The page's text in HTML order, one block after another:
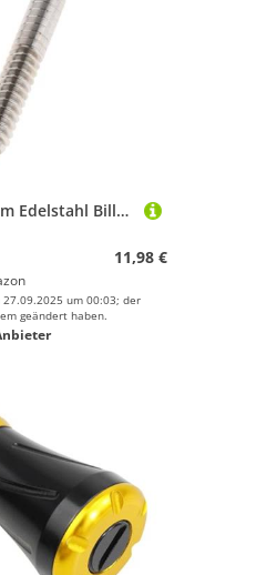
getuse Premium Edelstahl Billard Pool Queue Joint Pin Insert Ersatzteil - für 3 8 10 Gelenke
11,98 €
um 00:03; der
geändert haben.